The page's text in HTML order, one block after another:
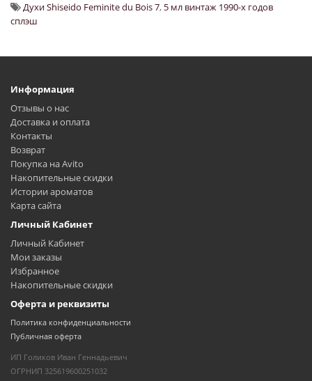
Духи Shiseido Feminite du Bois 7, 5 мл винтаж 1990-х годов
сплэш
Информация
Отзывы о нас
Доставка и оплата
Контакты
Возврат
Покупка на Avito
Накопительные скидки
Истории ароматов
Карта сайта
Личный Кабинет
Личный Кабинет
Мои заказы
Избранное
Накопительные скидки
Оферта и реквизиты
Политика конфиденциальности
Публичная оферта
ИП Голиков Иван Геннадьевич
ОГРНИП 325619600251032